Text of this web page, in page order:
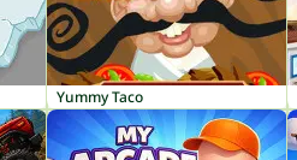
Yummy Taco